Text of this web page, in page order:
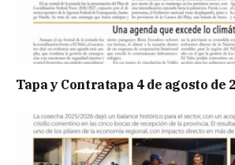
Tapa y Contratapa 4 de agosto de